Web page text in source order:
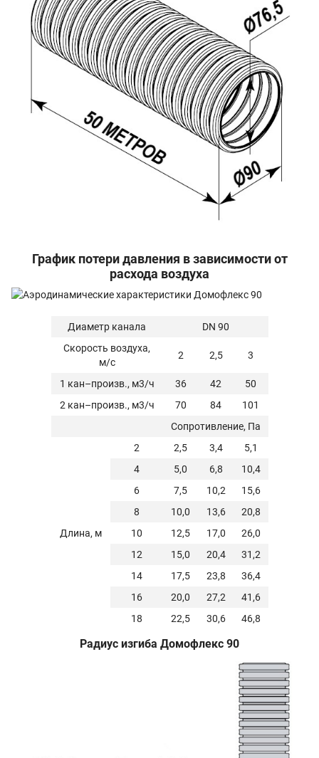
График потери давления в зависимости от
расхода воздуха
Диаметр канала
DN 90
Скорость воздуха,
м/с
2 2,5 3
1 кан–произв., м3/ч 36 42
50
2 кан–произв., м3/ч 70 84
101
Сопротивление, Па
Длина, м
2 2,5 3,4
5,1
4
5,0 6,8
10,4
6
7,5 10,2
15,6
8
10,0 13,6
20,8
10
12,5 17,0
26,0
12
15,0 20,4
31,2
14
17,5 23,8
36,4
16
20,0 27,2
41,6
18
22,5 30,6 46,8
Радиус изгиба Домофлекс 90